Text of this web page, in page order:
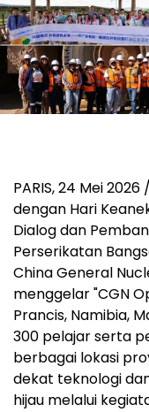
PARIS, 24 Mei
dengan Hari
Dialog dan
Perserikatan
China General
menggelar "CGN
Prancis, Namibia,
300 pelajar serta
berbagai lokasi
dekat teknologi
hijau melalui